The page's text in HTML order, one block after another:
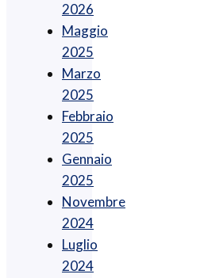
2026
Maggio
2025
Marzo
2025
Febbraio
2025
Gennaio
2025
Novembre
2024
Luglio
2024